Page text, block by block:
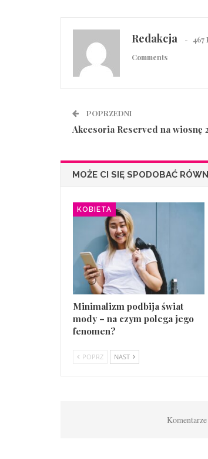
Redakcja 467
Comments
POPRZEDNI
Akcesoria Reserved na wiosnę
MOŻE CI SIĘ SPODOBAĆ
KOBIETA
Minimalizm podbija świat
mody – na czym polega jego
fenomen?
POPRZ NAST